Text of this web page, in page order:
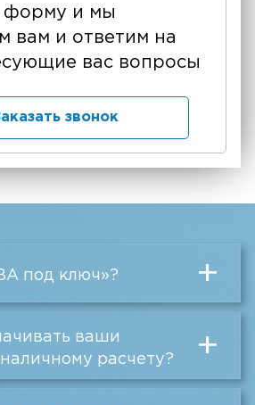
форму и мы
вам и ответим на
вас вопросы
звонок
под ключ»? +
ваши
расчету?
+